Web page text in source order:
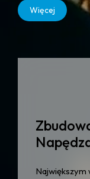
Więcej